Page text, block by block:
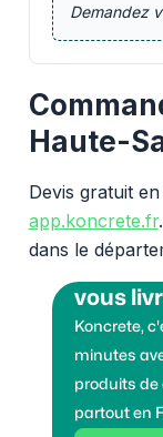
Demandez
Haute-
Devis gratuit
app.koncrete.fr
dans le
vous
Koncrete,
minutes
produits de
partout en